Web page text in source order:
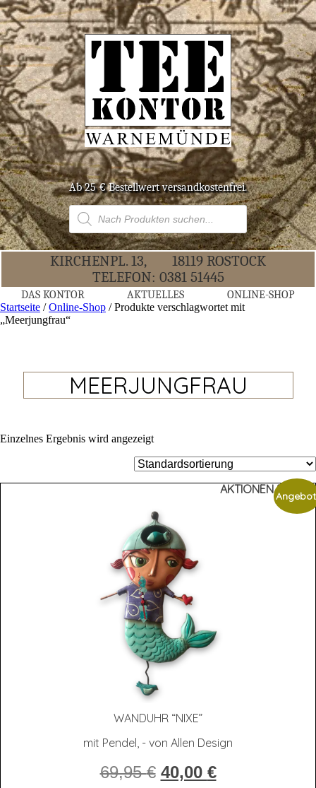
Ab 25 € Bestell­wert versandkostenfrei.
Products
search
KIR­CHEN­PL. 13,
18119 ROS­TOCK
TELE­FON: 0381 51445
DAS KON­TOR AKTU­EL­LES ONLINE-SHOP
Startseite /Online-Shop / Produkte verschlagwortet mit
„Meerjungfrau“
MEERJUNGFRAU
Einzelnes Ergebnis wird angezeigt
AKTIONEN %%%
WAND­UHR “NIXE”
mit Pendel, - von Allen Design
69,95€ Ursprünglicher
40,00 €Aktueller